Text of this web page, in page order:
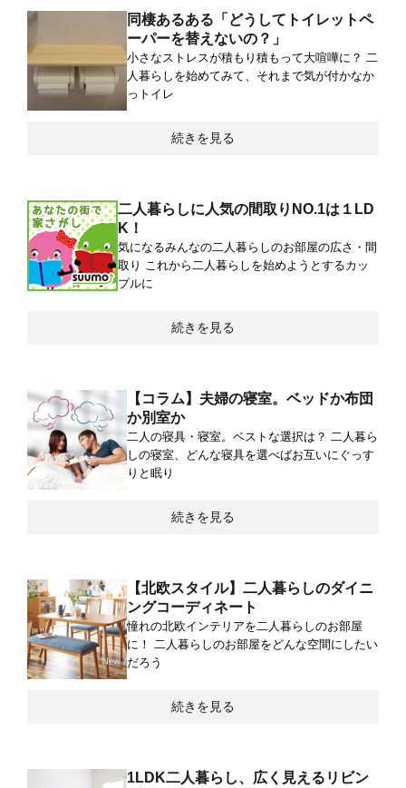
同棲あるある「どうしてトイレットペ
ーパーを替えないの？」
小さなストレスが積もり積もって大喧嘩に？ 二
人暮らしを始めてみて、それまで気が付かなか
っトイレ
続きを見る
二人暮らしに人気の間取りNO.1は１LD
K！
気になるみんなの二人暮らしのお部屋の広さ・間
取り これから二人暮らしを始めようとするカッ
プルに
続きを見る
【コラム】夫婦の寝室。ベッドか布団
か別室か
二人の寝具・寝室。ベストな選択は？ 二人暮ら
しの寝室、どんな寝具を選べばお互いにぐっす
りと眠り
続きを見る
【北欧スタイル】二人暮らしのダイニ
ングコーディネート
憧れの北欧インテリアを二人暮らしのお部屋
に！ 二人暮らしのお部屋をどんな空間にしたい
だろう
続きを見る
1LDK二人暮らし、広く見えるリビン